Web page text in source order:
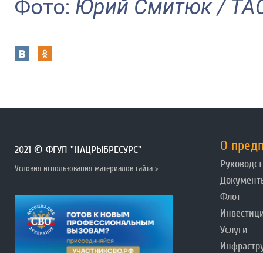
Фото: Юрий Смитюк /
2021 © ФГУП "НАЦРЫБРЕСУРС"
Условия использования материалов сайта >
О
Флот
Услуги